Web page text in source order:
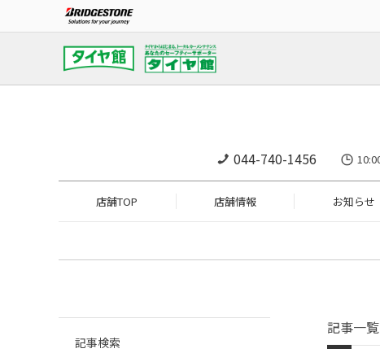
044-740-1456
店舗TOP 店舗情報 お知らせ
記事一覧
記事検索